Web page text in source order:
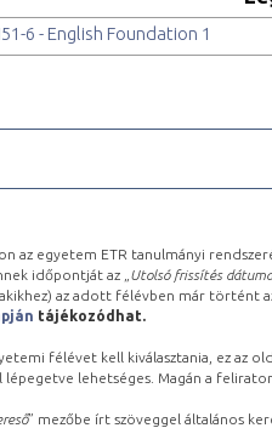
6 - English Foundation 1
az egyetem ETR tanulmányi
időpontját az „ Utolsó frissítés dátuma
az adott félévben már történt
tájékozódhat.
félévet kell kiválasztania, ez az
lépegetve lehetséges. Magán a
” mezőbe írt szöveggel általános